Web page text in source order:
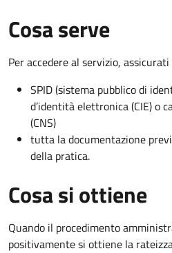
Cosa serve
Per accedere al servizio,
SPID (sistema pubblico di
d’identità elettronica (CIE) o
(CNS)
tutta la documentazione
della pratica.
Cosa si ottiene
Quando il procedimento
positivamente si ottiene la